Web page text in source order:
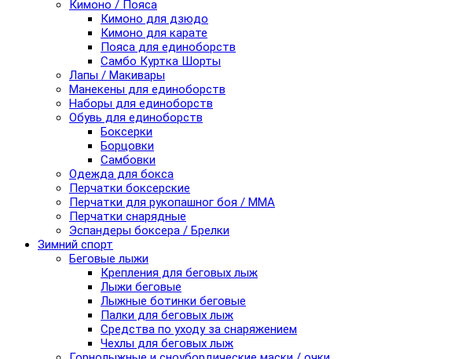
Кимоно / Пояса
Кимоно для дзюдо
Кимоно для карате
Пояса для единоборств
Самбо Куртка Шорты
Лапы / Макивары
Манекены для единоборств
Наборы для единоборств
Обувь для единоборств
Боксерки
Борцовки
Самбовки
Одежда для бокса
Перчатки боксерские
Перчатки для рукопашног боя / ММА
Перчатки снарядные
Эспандеры боксера / Брелки
Зимний спорт
Беговые лыжи
Крепления для беговых лыж
Лыжи беговые
Лыжные ботинки беговые
Палки для беговых лыж
Средства по уходу за снаряжением
Чехлы для беговых лыж